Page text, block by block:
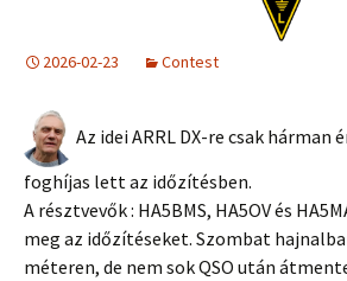
2026-02-23 Contest
Az idei ARRL DX-re csak hárman
foghíjas lett az időzítésben.
A résztvevők : HA5BMS, HA5OV és
meg az időzítéseket. Szombat
méteren, de nem sok QSO után